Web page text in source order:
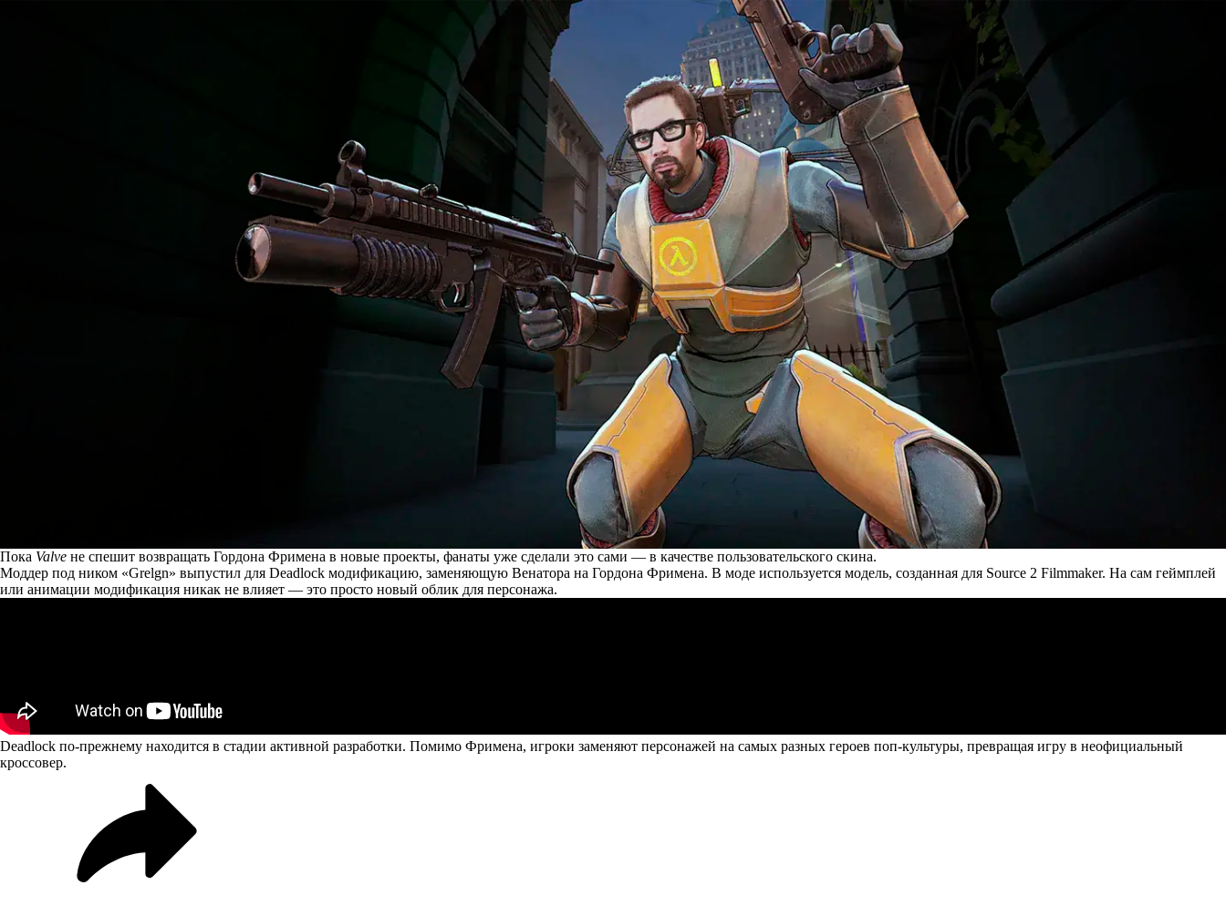
Пока Valve не спешит возвращать Гордона Фримена в новые проекты, фанаты уже сделали это сами — в качестве пользовательского скина.
Моддер под ником «Grelgn» выпустил для Deadlock модификацию, заменяющую Венатора на Гордона Фримена. В моде используется модель, созданная для Source 2 Filmmaker. На сам геймплей
или анимации модификация никак не влияет — это просто новый облик для персонажа.
Deadlock по-прежнему находится в стадии активной разработки. Помимо Фримена, игроки заменяют персонажей на самых разных героев поп-культуры, превращая игру в неофициальный
кроссовер.